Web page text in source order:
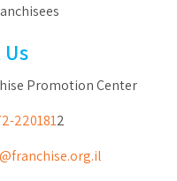
Promotion Center
2201812